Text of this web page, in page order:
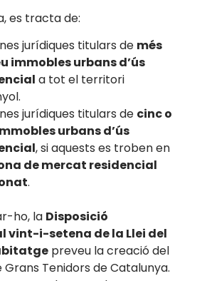
es tracta de:
jurídiques titulars de més
immobles urbans d’ús
a tot el territori
jurídiques titulars de cinc o
urbans d’ús
, si aquests es troben en
de mercat residencial
.
ho, la Disposició
vint-i-setena de la Llei del
preveu la creació del
Grans Tenidors de Catalunya.